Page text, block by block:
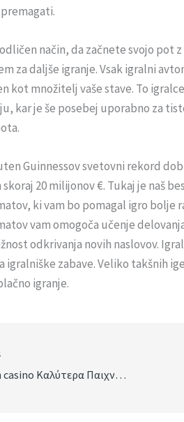
način, da začnete svojo pot
za daljše igranje. Vsak igralni
kot množitelj vaše stave. To
kar je še posebej uporabno za
Guinnessov svetovni rekord
skoraj 20 milijonov €. Tukaj je naš
ki vam bo pomagal igro
vam omogoča učenje
odkrivanja novih naslovov.
igralniške zabave. Veliko takšnih
igranje.
cowboyspin casino Καλύτερα Παιχνίδια για Να Παίξετε το 2025